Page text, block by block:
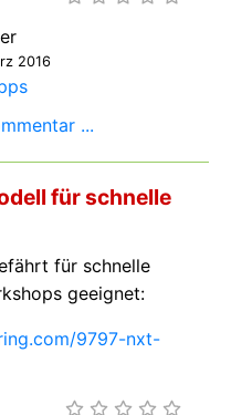
2016
...
für schnelle
für schnelle
geeignet:
9797-nxt-